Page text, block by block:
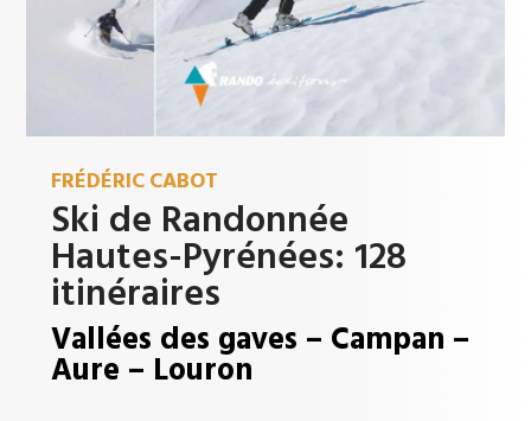
FRÉDÉRIC CABOT
Ski de Randonnée
Hautes-Pyrénées: 128
itinéraires
Vallées des gaves – Campan –
Aure – Louron